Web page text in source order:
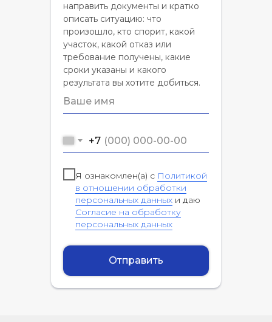
направить документы и кратко
описать ситуацию: что
произошло, кто спорит, какой
участок, какой отказ или
требование получены, какие
сроки указаны и какого
результата вы хотите добиться.
+7
Я ознакомлен(а) с Политикой
в отношении обработки
персональных данных и даю
Согласие на обработку
персональных данных
Отправить